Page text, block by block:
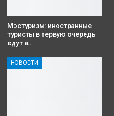
Мостуризм: иностранные
туристы в первую очередь
едут в…
НОВОСТИ